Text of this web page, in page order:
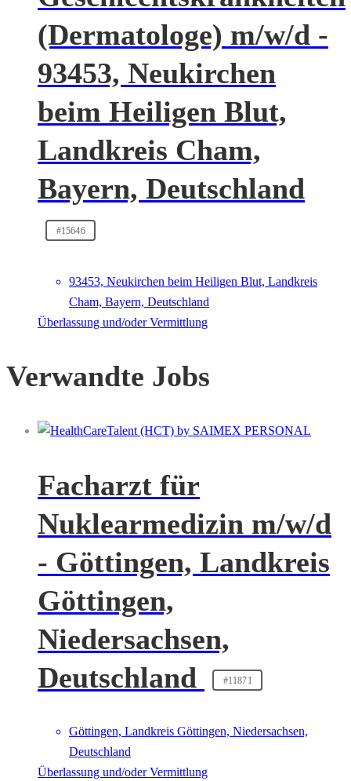
(Dermatologe) m/w/d -
93453, Neukirchen
beim Heiligen Blut,
Landkreis Cham,
Bayern, Deutschland
#15646
93453, Neukirchen beim Heiligen Blut, Landkreis
Cham, Bayern, Deutschland
Überlassung und/oder Vermittlung
Verwandte Jobs
Facharzt für
Nuklearmedizin m/w/d
- Göttingen, Landkreis
Göttingen,
Niedersachsen,
Deutschland
#11871
Göttingen, Landkreis Göttingen, Niedersachsen,
Deutschland
Überlassung und/oder Vermittlung